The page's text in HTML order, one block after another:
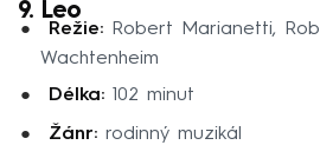
9. Leo
Režie:Robert Marianetti,
Wachtenheim
Délka:102 minut
Žánr:rodinný muzikál